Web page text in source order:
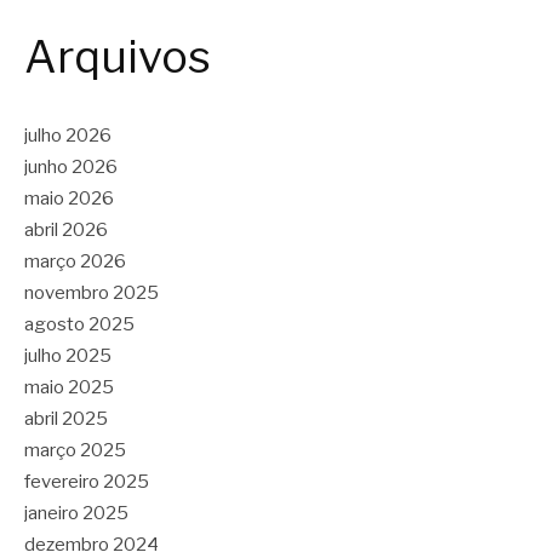
Arquivos
julho 2026
junho 2026
maio 2026
abril 2026
março 2026
novembro 2025
agosto 2025
julho 2025
maio 2025
abril 2025
março 2025
fevereiro 2025
janeiro 2025
dezembro 2024